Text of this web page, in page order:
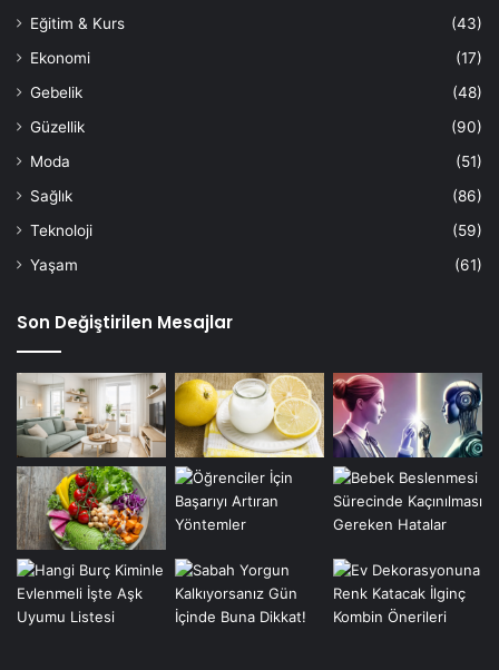
Eğitim & Kurs
(43)
Ekonomi
(17)
Gebelik
(48)
Güzellik
(90)
Moda
(51)
Sağlık
(86)
Teknoloji
(59)
Yaşam
(61)
Son Değiştirilen Mesajlar